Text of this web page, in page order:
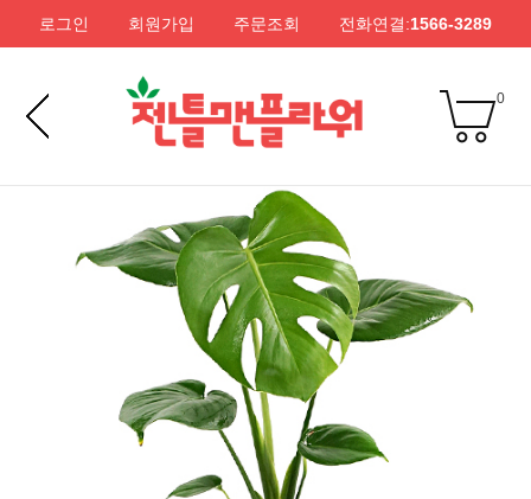
로그인 회원가입 주문조회 전화연결:1566-3289
0